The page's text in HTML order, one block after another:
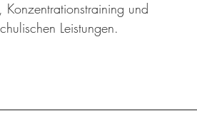
Konzentrationstraining und
Leistungen.